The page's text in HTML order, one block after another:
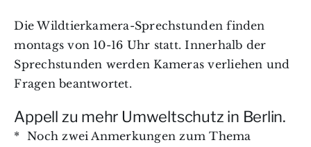
Die Wildtierkamera-Sprechstunden finden
montags von 10-16 Uhr statt. Innerhalb der
Sprechstunden werden Kameras verliehen und
Fragen beantwortet.
Appell zu mehr Umweltschutz in Berlin.
* Noch zwei Anmerkungen zum Thema